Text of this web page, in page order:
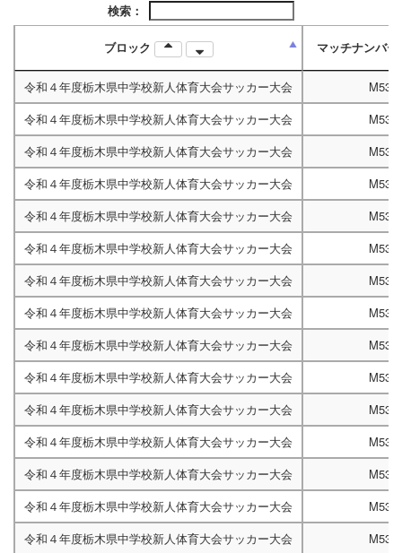
検索：
ブロック マッチナンバー
令和４年度栃木県中学校新人体育大会サッカー大会
令和４年度栃木県中学校新人体育大会サッカー大会
令和４年度栃木県中学校新人体育大会サッカー大会
令和４年度栃木県中学校新人体育大会サッカー大会
令和４年度栃木県中学校新人体育大会サッカー大会
令和４年度栃木県中学校新人体育大会サッカー大会
令和４年度栃木県中学校新人体育大会サッカー大会
令和４年度栃木県中学校新人体育大会サッカー大会
令和４年度栃木県中学校新人体育大会サッカー大会
令和４年度栃木県中学校新人体育大会サッカー大会
令和４年度栃木県中学校新人体育大会サッカー大会
令和４年度栃木県中学校新人体育大会サッカー大会
令和４年度栃木県中学校新人体育大会サッカー大会
令和４年度栃木県中学校新人体育大会サッカー大会
令和４年度栃木県中学校新人体育大会サッカー大会